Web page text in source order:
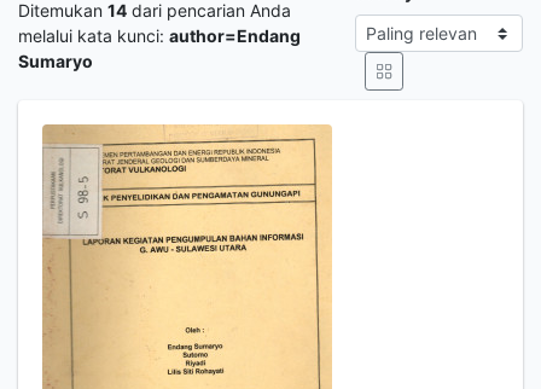
Ditemukan 14 dari pencarian Anda
melalui kata kunci: author=Endang
Sumaryo